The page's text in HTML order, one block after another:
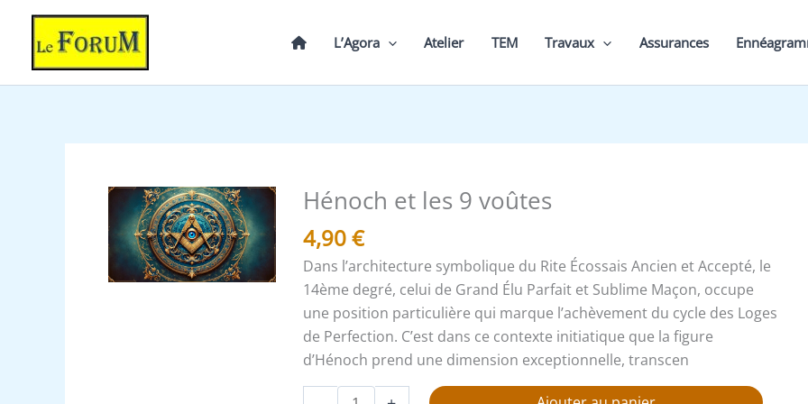
contenu
L’Agora Atelier TEM Travaux Assurances
Hénoch et les 9 voûtes
4,90€
Dans l’architecture symbolique du Rite Écossais Ancien et Accepté, le
14ème degré, celui de Grand Élu Parfait et Sublime Maçon, occupe
une position particulière qui marque l’achèvement du cycle des Loges
de Perfection. C’est dans ce contexte initiatique que la figure
d’Hénoch prend une dimension exceptionnelle, transcen
quantité
Hénoch
et
les
9
voûtes